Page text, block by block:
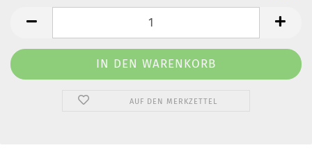
AUF DEN MERKZETTEL